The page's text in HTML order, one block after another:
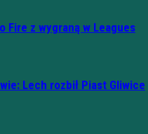
Fire z wygraną w Leagues
Lech rozbił Piast Gliwice